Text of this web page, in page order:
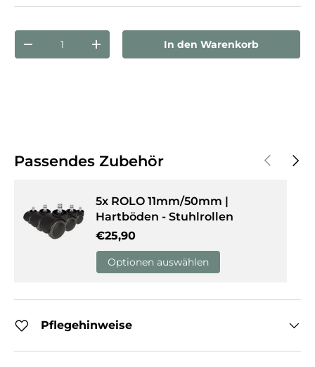
Menge verringernMenge erhöhenIn den Warenkorb
Passendes Zubehör Vorherige
5x ROLO 11mm/50mm |
Hartböden - Stuhlrollen
Normaler Preis
€25,90
Optionen auswählen
Pflegehinweise